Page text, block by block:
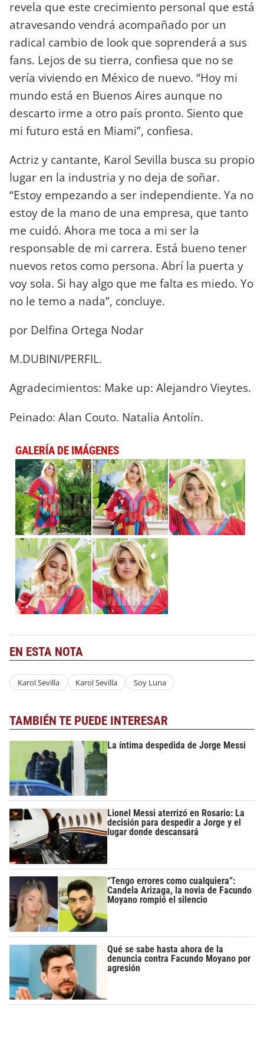
revela que este crecimiento personal que está
atravesando vendrá acompañado por un
radical cambio de look que soprenderá a sus
fans. Lejos de su tierra, confiesa que no se
vería viviendo en México de nuevo. “Hoy mi
mundo está en Buenos Aires aunque no
descarto irme a otro país pronto. Siento que
mi futuro está en Miami”, confiesa.
Actriz y cantante, Karol Sevilla busca su propio
lugar en la industria y no deja de soñar.
“Estoy empezando a ser independiente. Ya no
estoy de la mano de una empresa, que tanto
me cuidó. Ahora me toca a mi ser la
responsable de mi carrera. Está bueno tener
nuevos retos como persona. Abrí la puerta y
voy sola. Si hay algo que me falta es miedo. Yo
no le temo a nada”, concluye.
por Delfina Ortega Nodar
M.DUBINI/PERFIL.
Agradecimientos: Make up: Alejandro Vieytes.
Peinado: Alan Couto. Natalia Antolín.
GALERÍA DE IMÁGENES
EN ESTA NOTA
Karol Sevilla Karol Sevilla Soy Luna
TAMBIÉN TE PUEDE INTERESAR
La íntima despedida de Jorge Messi
Lionel Messi aterrizó en Rosario: La
decisión para despedir a Jorge y el
lugar donde descansará
“Tengo errores como cualquiera”:
Candela Arizaga, la novia de Facundo
Moyano rompió el silencio
Qué se sabe hasta ahora de la
denuncia contra Facundo Moyano por
agresión